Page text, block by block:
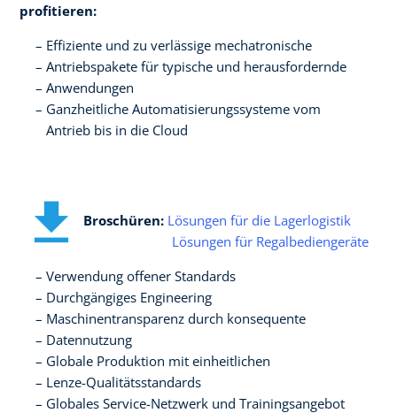
profitieren:​
Effiziente und zu verlässige mechatronische​
Antriebspakete für typische und herausfordernde​
Anwendungen ​
Ganzheitliche Automatisierungssysteme vom ​
Antrieb bis in die Cloud
Broschüren: Lösungen für die Lagerlogistik
Lösungen für Regalbediengeräte
Verwendung offener Standards​
Durchgängiges Engineering​
Maschinentransparenz durch konsequente ​
Datennutzung​
Globale Produktion mit einheitlichen ​
Lenze-Qualitätsstandards​
Globales Service-Netzwerk und Trainingsangebot